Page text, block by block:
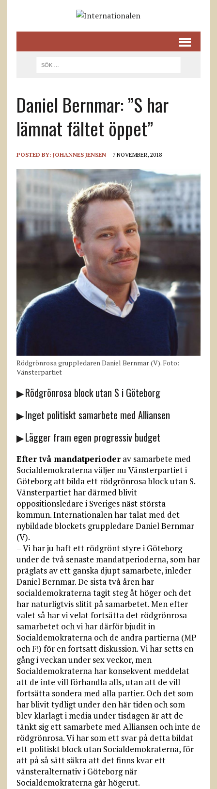
Daniel Bernmar: ”S har
lämnat fältet öppet”
POSTED BY: JOHANNES JENSEN 7 NOVEMBER, 2018
Rödgrönrosa gruppledaren Daniel Bernmar (V). Foto:
Vänsterpartiet
▶ Rödgrönrosa block utan S i Göteborg
▶ Inget politiskt samarbete med Alliansen
▶ Lägger fram egen progressiv budget
Efter två mandatperioderav samarbete med
Socialdemokraterna väljer nu Vänsterpartiet i
Göteborg att bilda ett rödgrönrosa block utan S.
Vänsterpartiet har därmed blivit
oppositionsledare i Sveriges näst största
kommun. Internationalen har talat med det
nybildade blockets gruppledare Daniel Bernmar
(V).
– Vi har ju haft ett rödgrönt styre i Göteborg
under de två senaste mandatperioderna, som har
präglats av ett ganska djupt samarbete, inleder
Daniel Bernmar. De sista två åren har
socialdemokraterna tagit steg åt höger och det
har naturligtvis slitit på samarbetet. Men efter
valet så har vi velat fortsätta det rödgrönrosa
samarbetet och vi har därför bjudit in
Socialdemokraterna och de andra partierna (MP
och F!) för en fortsatt diskussion. Vi har setts en
gång i veckan under sex veckor, men
Socialdemokraterna har konsekvent meddelat
att de inte vill förhandla alls, utan att de vill
fortsätta sondera med alla partier. Och det som
har blivit tydligt under den här tiden och som
blev klarlagt i media under tisdagen är att de
tänkt sig ett samarbete med Alliansen och inte de
rödgrönrosa. Vi har som ett svar på detta bildat
ett politiskt block utan Socialdemokraterna, för
att på så sätt säkra att det finns kvar ett
vänsteralternativ i Göteborg när
Socialdemokraterna går högerut.